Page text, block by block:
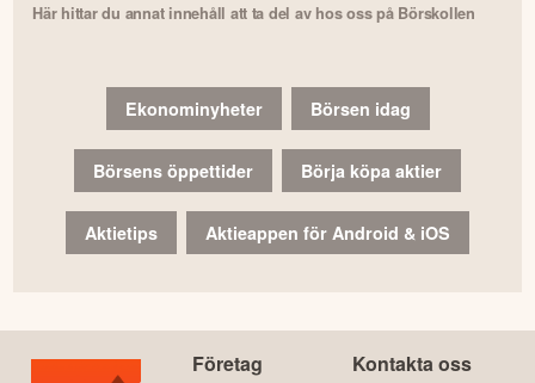
Här hittar du annat innehåll att ta del av hos oss på Börskollen
Ekonominyheter Börsen idag
Börsens öppettider Börja köpa aktier
Aktietips Aktieappen för Android & iOS
Företag Kontakta oss